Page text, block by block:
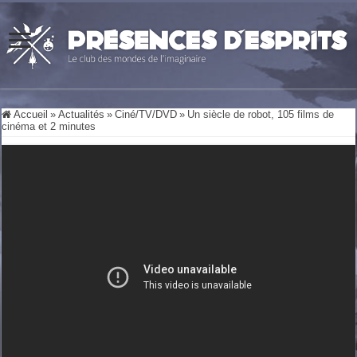
Accueil » Actualités » Ciné/TV/DVD » Un siècle de robot, 105 films de
cinéma et 2 minutes